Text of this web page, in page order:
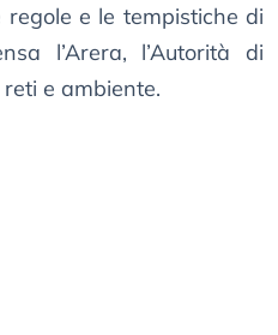
e le tempistiche di
l’Arera, l’Autorità di
e ambiente.